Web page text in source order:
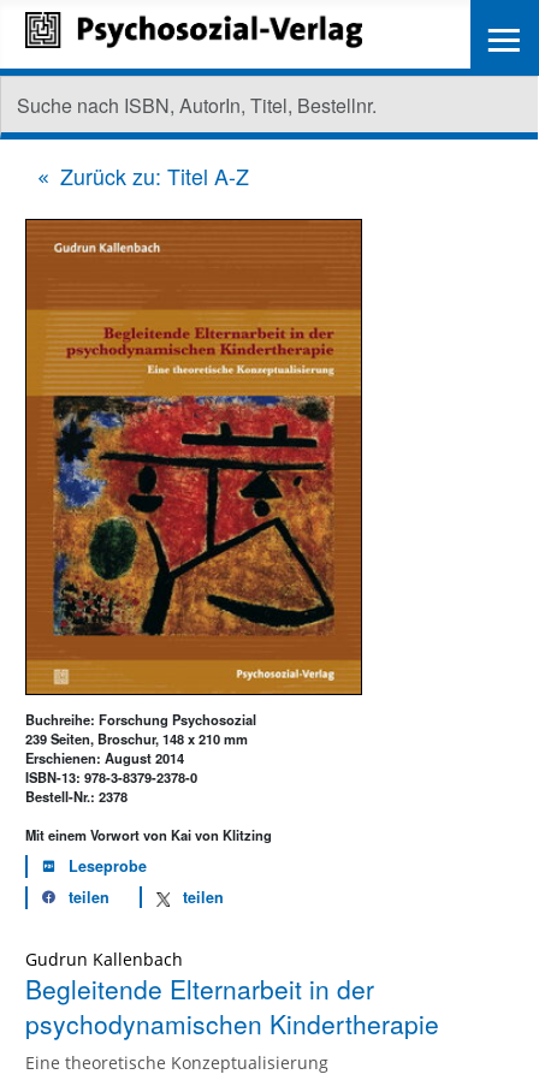
Zurück zu: Titel A-Z
Buchreihe: Forschung Psychosozial
239 Seiten, Broschur, 148 x 210 mm
Erschienen: August 2014
ISBN-13: 978-3-8379-2378-0
Bestell-Nr.: 2378
Mit einem Vorwort von Kai von Klitzing
Leseprobe
teilen
teilen
Gudrun Kallenbach
Begleitende Elternarbeit in der
psychodynamischen Kindertherapie
Eine theoretische Konzeptualisierung
≡